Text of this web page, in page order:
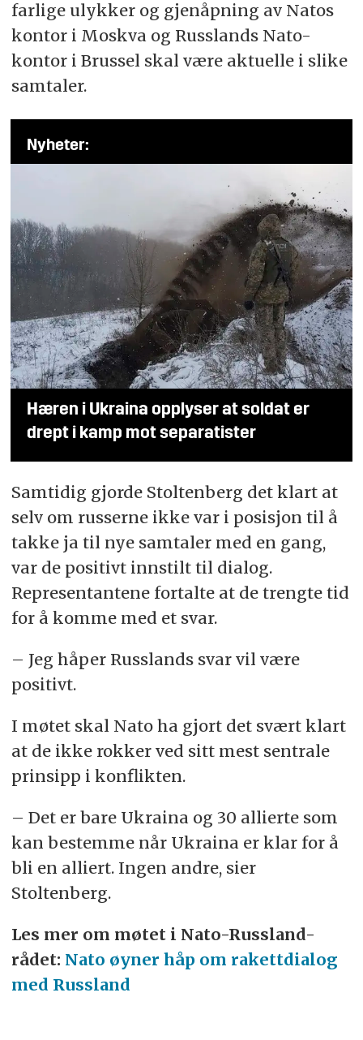
farlige ulykker og gjenåpning av Natos
kontor i Moskva og Russlands Nato-
kontor i Brussel skal være aktuelle i slike
samtaler.
Nyheter:
Hæren i Ukraina opplyser at soldat er
drept i kamp mot separatister
Samtidig gjorde Stoltenberg det klart at
selv om russerne ikke var i posisjon til å
takke ja til nye samtaler med en gang,
var de positivt innstilt til dialog.
Representantene fortalte at de trengte tid
for å komme med et svar.
– Jeg håper Russlands svar vil være
positivt.
I møtet skal Nato ha gjort det svært klart
at de ikke rokker ved sitt mest sentrale
prinsipp i konflikten.
– Det er bare Ukraina og 30 allierte som
kan bestemme når Ukraina er klar for å
bli en alliert. Ingen andre, sier
Stoltenberg.
Les mer om møtet i Nato-Russland-
rådet: Nato øyner håp om rakettdialog
med Russland